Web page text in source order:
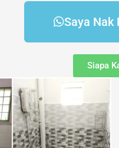
Saya Nak
Siapa